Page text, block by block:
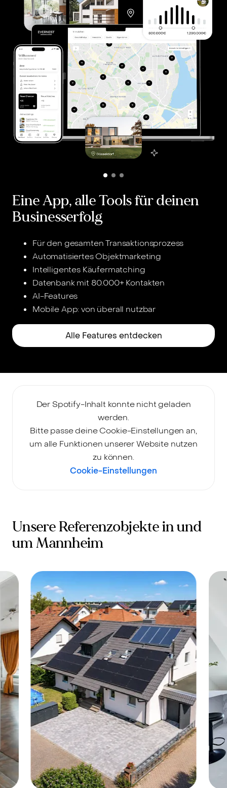
Eine App, alle Tools für deinen
Businesserfolg
Für den gesamten Transaktionsprozess
Automatisiertes Objektmarketing
Intelligentes Käufermatching
Datenbank mit 80.000+ Kontakten
AI-Features
Mobile App: von überall nutzbar
Alle Features entdecken
Der Spotify-Inhalt konnte nicht geladen
werden.
Bitte passe deine Cookie-Einstellungen an,
um alle Funktionen unserer Website nutzen
zu können.
Cookie-Einstellungen
Unsere Referenzobjekte in und
um Mannheim